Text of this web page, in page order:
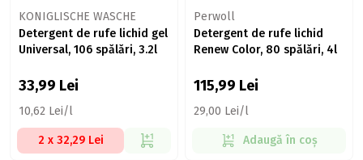
KONIGLISCHE WASCHE
Detergent de rufe lichid gel
Universal, 106 spălări, 3.2l
33,99 Lei
10,62 Lei/l
2 x 32,29 Lei
Perwoll
Detergent de rufe lichid
Renew Color, 80 spălări, 4l
115,99 Lei
29,00 Lei/l
Adaugă în coș